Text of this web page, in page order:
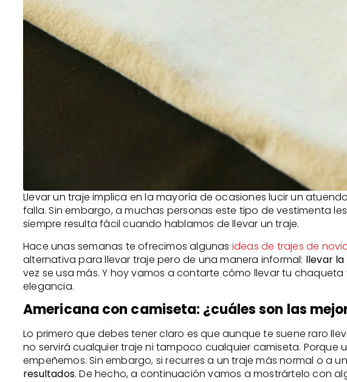
Llevar un traje implica en la mayoría de ocasiones lucir un
falla. Sin embargo, a muchas personas este tipo de vestimenta
siempre resulta fácil cuando hablamos de llevar un traje.
Hace unas semanas te ofrecimos algunas ideas de trajes de
alternativa para llevar traje pero de una manera informal: llevar
vez se usa más. Y hoy vamos a contarte cómo llevar tu
elegancia.
Americana con camiseta: ¿cuáles son las
Lo primero que debes tener claro es que aunque te suene raro
no servirá cualquier traje ni tampoco cualquier camiseta.
empeñemos. Sin embargo, si recurres a un traje más normal o a
resultados. De hecho, a continuación vamos a mostrártelo con